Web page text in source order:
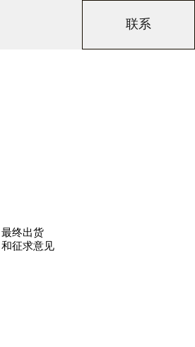
联系
最终出货
和征求意见